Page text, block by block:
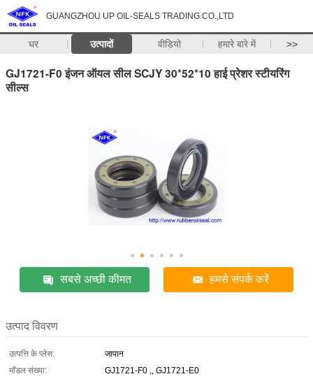
GUANGZHOU UP OIL-SEALS TRADING CO.,LTD
घर उत्पादों वीडियो हमारे बारे में >>
GJ1721-F0 इंजन ऑयल सील SCJY 30*52*10 हाई प्रेशर स्टीयरिंग
सील्स
सबसे अच्छी कीमत हमसे संपर्क करें
उत्पाद विवरण
उत्पत्ति के प्लेस:
जापान
मॉडल संख्या:
GJ1721-F0 ,, GJ1721-E0